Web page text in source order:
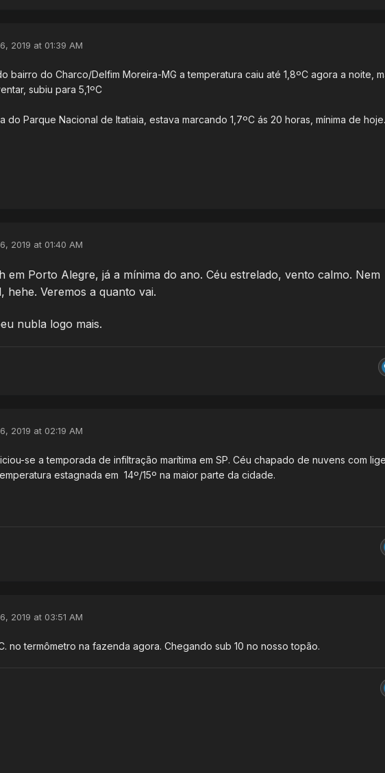
2019 at 01:39 AM
bairro do Charco/Delfim Moreira-MG a temperatura caiu até 1,8ºC agora a noite,
subiu para 5,1ºC
do Parque Nacional de Itatiaia, estava marcando 1,7ºC ás 20 horas, mínima de hoje.
2019 at 01:40 AM
em Porto Alegre, já a mínima do ano. Céu estrelado, vento calmo. Nem
hehe. Veremos a quanto vai.
nubla logo mais.
2019 at 02:19 AM
se a temporada de infiltração marítima em SP. Céu chapado de nuvens com
estagnada em 14º/15º na maior parte da cidade.
2019 at 03:51 AM
no termômetro na fazenda agora. Chegando sub 10 no nosso topão.